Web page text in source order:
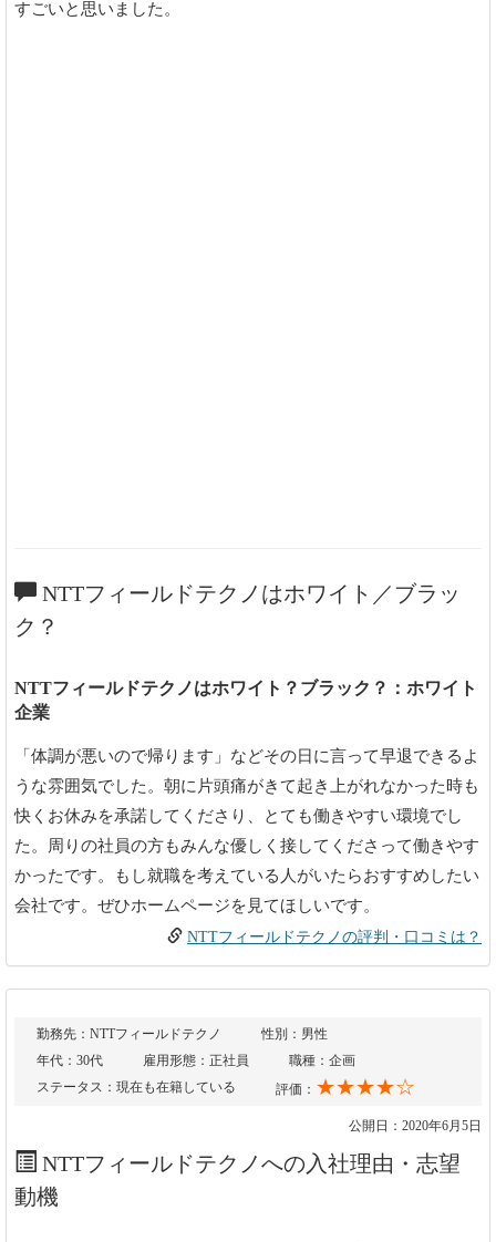
すごいと思いました。
NTTフィールドテクノはホワイト／ブラッ
ク？
NTTフィールドテクノはホワイト？ブラック？：ホワイト
企業
「体調が悪いので帰ります」などその日に言って早退できるよ
うな雰囲気でした。朝に片頭痛がきて起き上がれなかった時も
快くお休みを承諾してくださり、とても働きやすい環境でし
た。周りの社員の方もみんな優しく接してくださって働きやす
かったです。もし就職を考えている人がいたらおすすめしたい
会社です。ぜひホームページを見てほしいです。
NTTフィールドテクノの評判・口コミは？
勤務先：NTTフィールドテクノ
性別：男性
年代：30代
雇用形態：正社員
職種：企画
ステータス：現在も在籍している
評価： ★★★★☆
公開日：2020年6月5日
NTTフィールドテクノへの入社理由・志望
動機